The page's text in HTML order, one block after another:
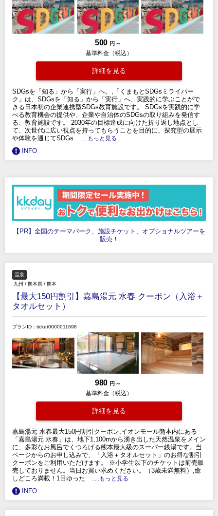
500 円 ～
基準料金（税込）
詳細を見る
SDGsを「知る」から「実行」へ。,「くまもとSDGsミライパー
ク」は、SDGsを「知る」から「実行」へ、実践的に学ぶことがで
きる日本初の企業連携型SDGs教育施設です。 SDGsを実践的に学
べる教育機会の提供や、企業や自治体のSDGsの取り組みを発信す
る、教育施設です。 2030年の目標達成に向けた折り返し地点とし
て、次世代に広い視点を持ってもらうことを目的に、探究型の展示
や体験を通じてSDGs
.....もっと見る
INFO
【PR】全国のテーマパーク、施設チケット、オプショナルツアーを
販売！
温泉
九州 / 熊本県 / 熊本
【最大150円割引】嘉島湯元 水春 クーポン（入浴＋
タオルセット）
プランID：ticket0000011698
980 円 ～
基準料金（税込）
詳細を見る
嘉島湯元 水春最大150円割引クーポン,イオンモール熊本内にある
「嘉島湯元 水春」は、地下1,100mから湧き出した天然温泉をメイン
に、多彩なお風呂でくつろげる熊本最大級のスーパー銭湯です。当
ページからのお申し込みで、「入浴＋タオルセット」のお得な割引
クーポンをご利用いただけます。 ※小学生以下のチケットは前売販
売しておりません。当日お買い求めください。（3歳未満無料）,癒
しどころ満載！1日ゆった
.....もっと見る
INFO